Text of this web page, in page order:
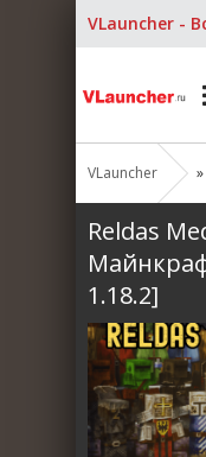
VLauncher -
VLauncher »
Reldas
1.18.2]